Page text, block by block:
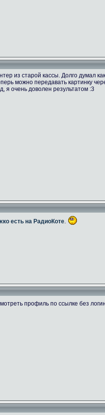
из старой кассы. Долго думал
можно передавать картинку
я очень доволен результатом :3
есть на РадиоКоте
профиль по ссылке без